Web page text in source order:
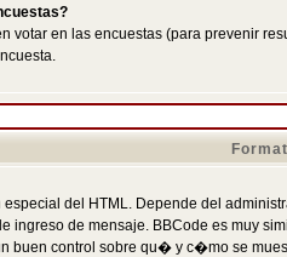
votar en las encuestas (para prevenir
del HTML. Depende del
ingreso de mensaje. BBCode es muy
buen control sobre qu� y c�mo se